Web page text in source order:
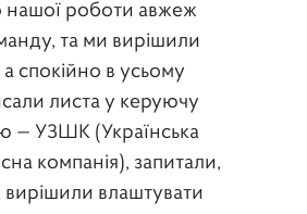
нашої роботи авжеж
та ми вирішили
а спокійно в усьому
листа у керуючу
— УЗШК (Українська
компанія), запитали,
вирішили влаштувати